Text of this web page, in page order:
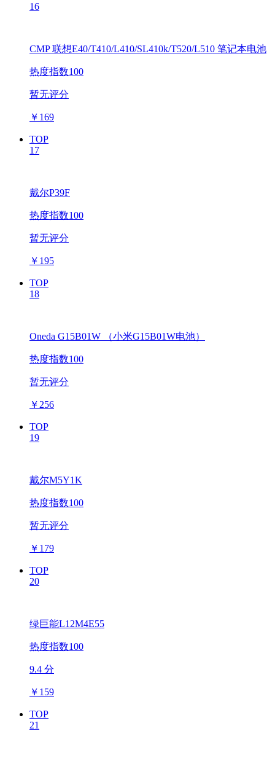
16
CMP 联想E40/T410/L410/SL410k/T520/L510 笔记本电池
热度指数100
暂无评分
￥ 169
TOP
17
戴尔P39F
热度指数100
暂无评分
￥ 195
TOP
18
Oneda G15B01W （小米G15B01W电池）
热度指数100
暂无评分
￥ 256
TOP
19
戴尔M5Y1K
热度指数100
暂无评分
￥ 179
TOP
20
绿巨能L12M4E55
热度指数100
9.4 分
￥ 159
TOP
21